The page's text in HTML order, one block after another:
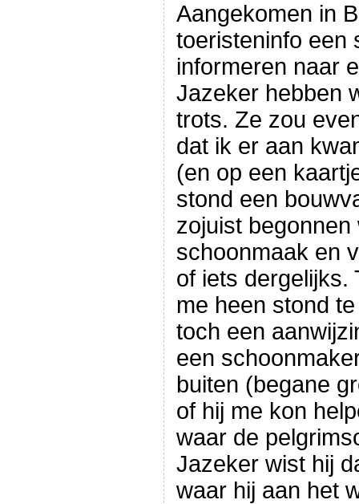
Aangekomen in
toeristeninfo een
informeren naar
Jazeker hebben
trots. Ze zou
dat ik er aan
(en op een
stond een
zojuist
schoonmaak en
of iets dergelijks.
me heen stond
toch een
een
buiten (begane
of hij me kon
waar de
Jazeker wist hij
waar hij aan het